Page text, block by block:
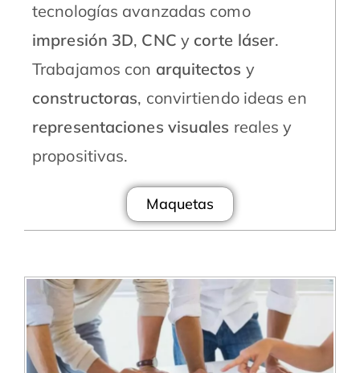
tecnologías avanzadas como
impresión 3D, CNC y corte láser.
Trabajamos con arquitectos y
constructoras, convirtiendo ideas en
representaciones visuales reales y
propositivas.
Maquetas